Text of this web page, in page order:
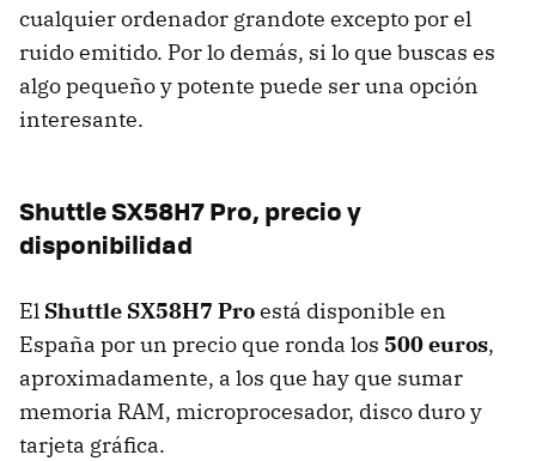
cualquier ordenador grandote excepto por el
ruido emitido. Por lo demás, si lo que buscas es
algo pequeño y potente puede ser una opción
interesante.
Shuttle SX58H7 Pro, precio y
disponibilidad
El Shuttle SX58H7 Proestá disponible en
España por un precio que ronda los 500 euros,
aproximadamente, a los que hay que sumar
memoria RAM, microprocesador, disco duro y
tarjeta gráfica.